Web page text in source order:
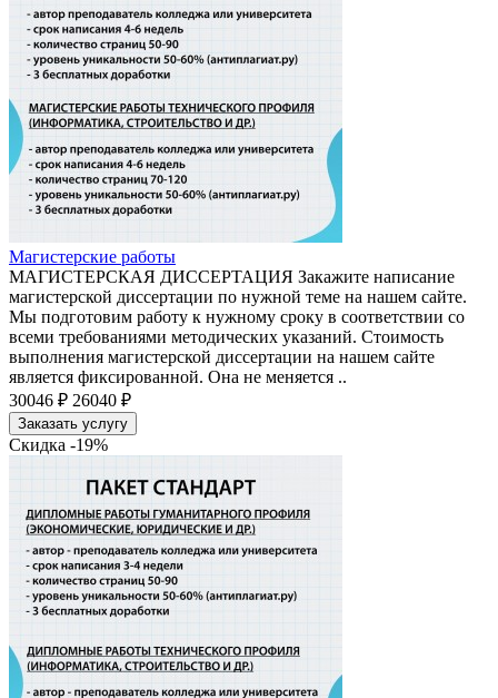
Магистерские работы
МАГИСТЕРСКАЯ ДИССЕРТАЦИЯ Закажите написание
магистерской диссертации по нужной теме на нашем сайте.
Мы подготовим работу к нужному сроку в соответствии со
всеми требованиями методических указаний. Стоимость
выполнения магистерской диссертации на нашем сайте
является фиксированной. Она не меняется ..
30046 ₽ 26040 ₽
Заказать услугу
Скидка -19%